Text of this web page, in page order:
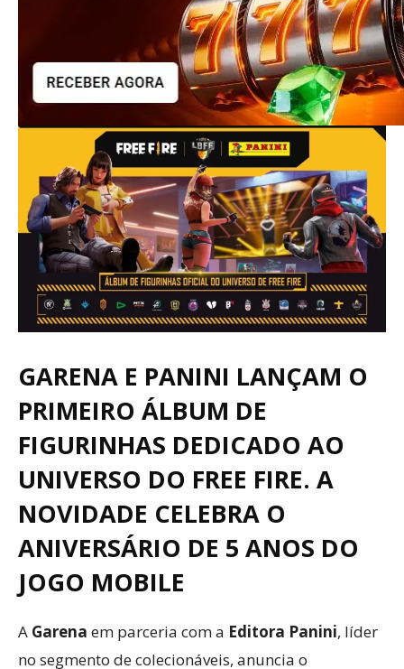
GARENA E PANINI LANÇAM O
PRIMEIRO ÁLBUM DE
FIGURINHAS DEDICADO AO
UNIVERSO DO FREE FIRE. A
NOVIDADE CELEBRA O
ANIVERSÁRIO DE 5 ANOS DO
JOGO MOBILE
A Garena em parceria com a Editora Panini, líder
no segmento de colecionáveis, anuncia o